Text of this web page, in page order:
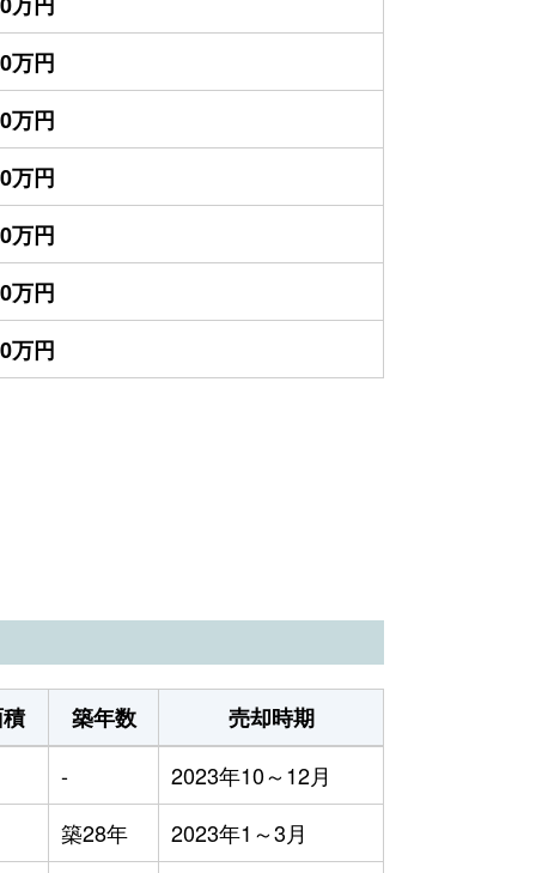
万円
万円
万円
万円
万円
万円
築年数
売却時期
-
2023年10～12月
築28年
2023年1～3月